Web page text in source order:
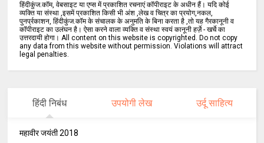
हिंदीकुंज.कॉम, वेबसाइट या एप्स में प्रकाशित रचनाएं कॉपीराइट के अधीन हैं। यदि कोई
व्यक्ति या संस्था ,इसमें प्रकाशित किसी भी अंश ,लेख व चित्र का प्रयोग,नकल,
पुनर्प्रकाशन, हिंदीकुंज.कॉम के संचालक के अनुमति के बिना करता है ,तो यह गैरकानूनी व
कॉपीराइट का उलंघन है। ऐसा करने वाला व्यक्ति व संस्था स्वयं कानूनी हर्ज़े - खर्चे का
उत्तरदायी होगा। All content on this website is copyrighted. Do not copy
any data from this website without permission. Violations will attract
legal penalties.
हिंदी निबंध उपयोगी लेख उर्दू साहित्य
महावीर जयंती 2018